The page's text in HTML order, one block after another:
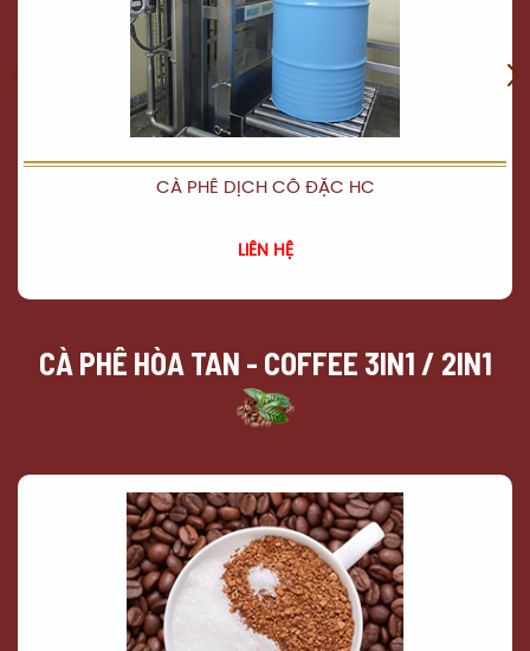
CÀ PHÊ DỊCH CÔ ĐẶC HC
LIÊN HỆ
CÀ PHÊ HÒA TAN - COFFEE 3IN1 / 2IN1